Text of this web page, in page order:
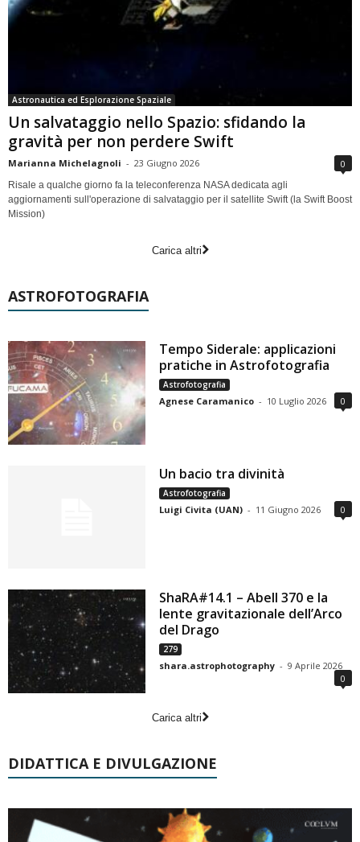
Astronautica ed Esplorazione Spaziale
Un salvataggio nello Spazio: sfidando la
gravità per non perdere Swift
Marianna Michelagnoli - 23 Giugno 2026 0
Risale a qualche giorno fa la teleconferenza NASA dedicata agli
aggiornamenti sull'operazione di salvataggio per il satellite Swift (la Swift Boost
Mission)
Carica altri
ASTROFOTOGRAFIA
Tempo Siderale: applicazioni
pratiche in Astrofotografia
Astrofotografia
Agnese Caramanico - 10 Luglio 2026 0
Un bacio tra divinità
Astrofotografia
Luigi Civita (UAN) - 11 Giugno 2026 0
ShaRA#14.1 – Abell 370 e la
lente gravitazionale dell’Arco
del Drago
279
shara.astrophotography - 9 Aprile 2026
0
Carica altri
DIDATTICA E DIVULGAZIONE